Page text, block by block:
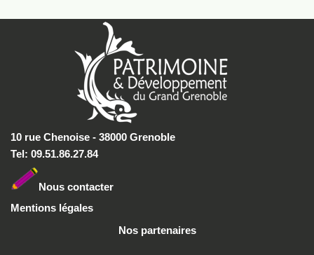
10 rue Chenoise - 38000 Grenoble
Tel: 09.51.86.27.84
Nous contacter
Mentions légales
Nos partenaires